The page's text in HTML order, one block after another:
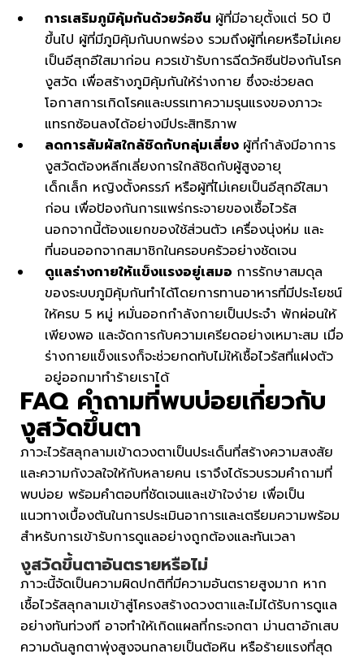
การเสริมภูมิคุ้มกันด้วยวัคซีน ผู้ที่มีอายุตั้งแต่ 50 ปี
ขึ้นไป ผู้ที่มีภูมิคุ้มกันบกพร่อง รวมถึงผู้ที่เคยหรือไม่เคย
เป็นอีสุกอีใสมาก่อน ควรเข้ารับการฉีดวัคซีนป้องกันโรค
งูสวัด เพื่อสร้างภูมิคุ้มกันให้ร่างกาย ซึ่งจะช่วยลด
โอกาสการเกิดโรคและบรรเทาความรุนแรงของภาวะ
แทรกซ้อนลงได้อย่างมีประสิทธิภาพ
ลดการสัมผัสใกล้ชิดกับกลุ่มเสี่ยง ผู้ที่กำลังมีอาการ
งูสวัดต้องหลีกเลี่ยงการใกล้ชิดกับผู้สูงอายุ
เด็กเล็ก หญิงตั้งครรภ์ หรือผู้ที่ไม่เคยเป็นอีสุกอีใสมา
ก่อน เพื่อป้องกันการแพร่กระจายของเชื้อไวรัส
นอกจากนี้ต้องแยกของใช้ส่วนตัว เครื่องนุ่งห่ม และ
ที่นอนออกจากสมาชิกในครอบครัวอย่างชัดเจน
ดูแลร่างกายให้แข็งแรงอยู่เสมอ การรักษาสมดุล
ของระบบภูมิคุ้มกันทำได้โดยการทานอาหารที่มีประโยชน์
ให้ครบ 5 หมู่ หมั่นออกกำลังกายเป็นประจำ พักผ่อนให้
เพียงพอ และจัดการกับความเครียดอย่างเหมาะสม เมื่อ
ร่างกายแข็งแรงก็จะช่วยกดทับไม่ให้เชื้อไวรัสที่แฝงตัว
อยู่ออกมาทำร้ายเราได้
FAQ คำถามที่พบบ่อยเกี่ยวกับ
งูสวัดขึ้นตา
ภาวะไวรัสลุกลามเข้าดวงตาเป็นประเด็นที่สร้างความสงสัย
และความกังวลใจให้กับหลายคน เราจึงได้รวบรวมคำถามที่
พบบ่อย พร้อมคำตอบที่ชัดเจนและเข้าใจง่าย เพื่อเป็น
แนวทางเบื้องต้นในการประเมินอาการและเตรียมความพร้อม
สำหรับการเข้ารับการดูแลอย่างถูกต้องและทันเวลา
งูสวัดขึ้นตาอันตรายหรือไม่
ภาวะนี้จัดเป็นความผิดปกติที่มีความอันตรายสูงมาก หาก
เชื้อไวรัสลุกลามเข้าสู่โครงสร้างดวงตาและไม่ได้รับการดูแล
อย่างทันท่วงที อาจทำให้เกิดแผลที่กระจกตา ม่านตาอักเสบ
ความดันลูกตาพุ่งสูงจนกลายเป็นต้อหิน หรือร้ายแรงที่สุด